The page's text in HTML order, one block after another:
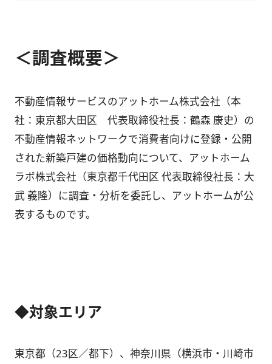
＜調査概要＞
不動産情報サービスのアットホーム株式会社（本
社：東京都大田区 代表取締役社長：鶴森 康史）の
不動産情報ネットワークで消費者向けに登録・公開
された新築戸建の価格動向について、アットホーム
ラボ株式会社（東京都千代田区 代表取締役社長：大
武 義隆）に調査・分析を委託し、アットホームが公
表するものです。
◆対象エリア
東京都（23区／都下）、神奈川県（横浜市・川崎市